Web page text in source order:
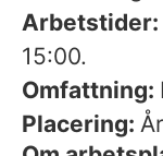
Arbetstider:
15:00.
Omfattning:
Placering: